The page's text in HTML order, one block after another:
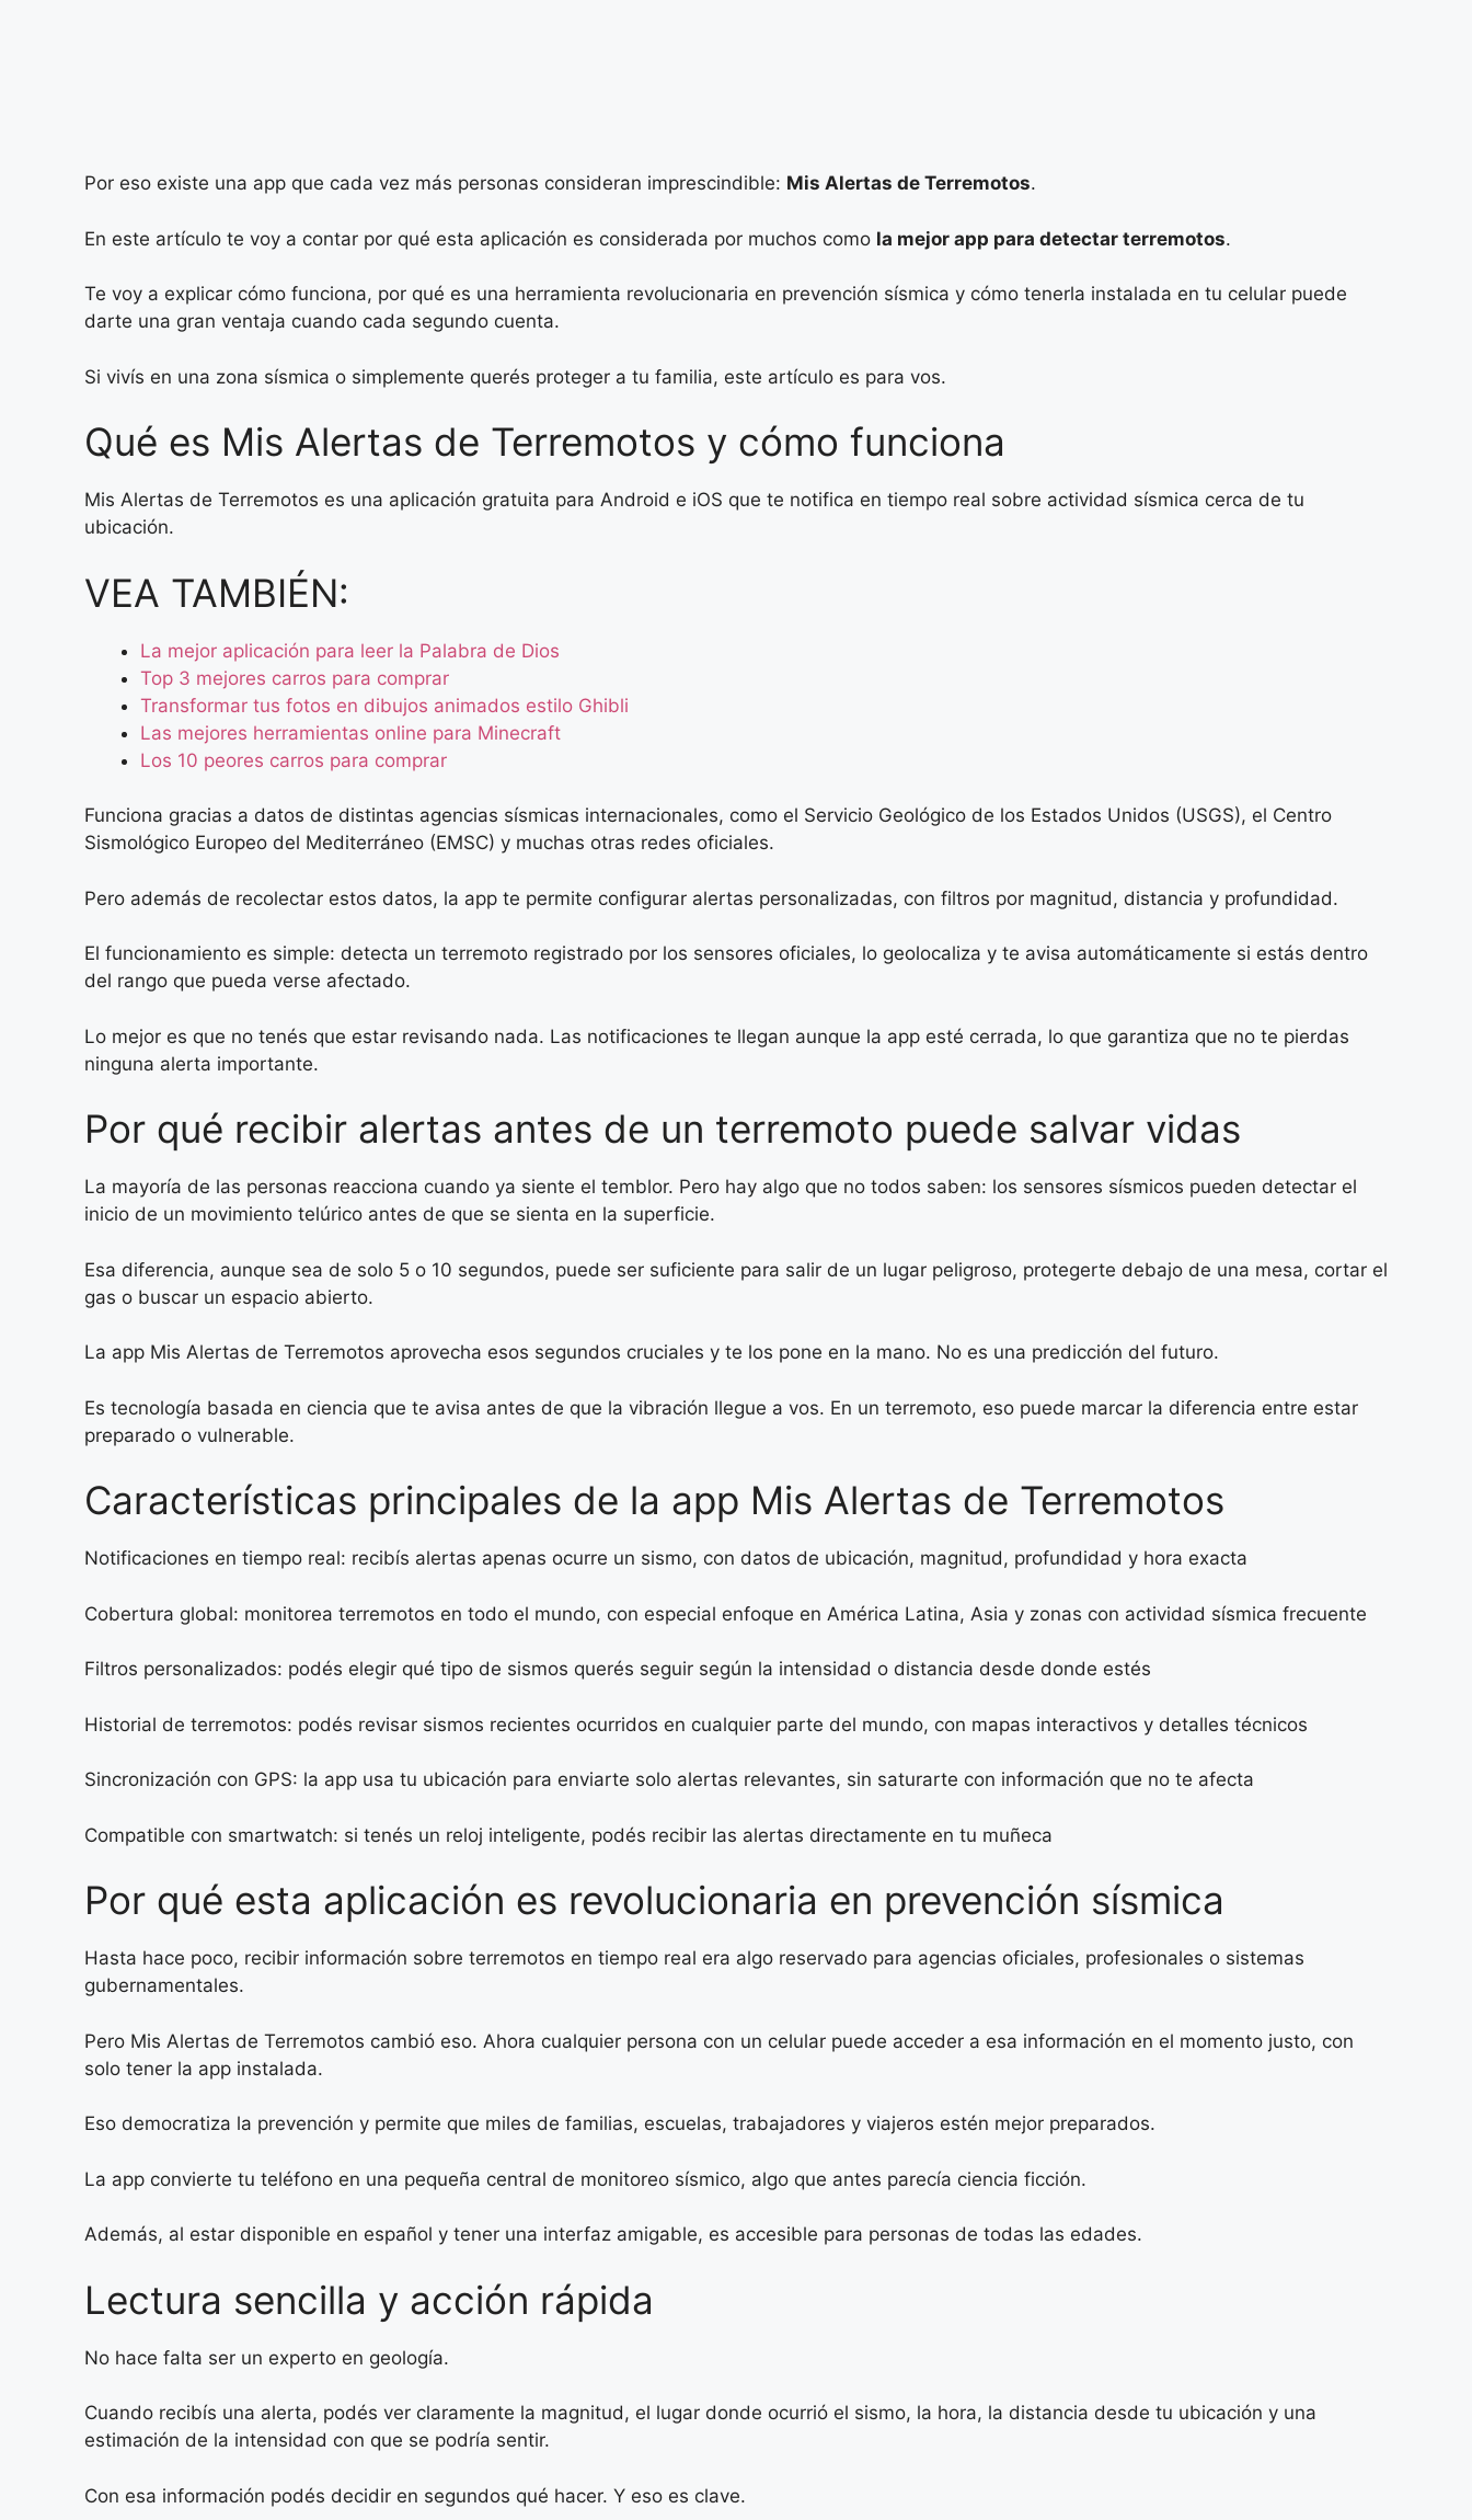
Por eso existe una app que cada vez más personas consideran imprescindible: Mis Alertas de Terremotos.
En este artículo te voy a contar por qué esta aplicación es considerada por muchos como la mejor app para detectar terremotos.
Te voy a explicar cómo funciona, por qué es una herramienta revolucionaria en prevención sísmica y cómo tenerla instalada en tu celular puede
darte una gran ventaja cuando cada segundo cuenta.
Si vivís en una zona sísmica o simplemente querés proteger a tu familia, este artículo es para vos.
Qué es Mis Alertas de Terremotos y cómo funciona
Mis Alertas de Terremotos es una aplicación gratuita para Android e iOS que te notifica en tiempo real sobre actividad sísmica cerca de tu
ubicación.
VEA TAMBIÉN:
La mejor aplicación para leer la Palabra de Dios
Top 3 mejores carros para comprar
Transformar tus fotos en dibujos animados estilo Ghibli
Las mejores herramientas online para Minecraft
Los 10 peores carros para comprar
Funciona gracias a datos de distintas agencias sísmicas internacionales, como el Servicio Geológico de los Estados Unidos (USGS), el Centro
Sismológico Europeo del Mediterráneo (EMSC) y muchas otras redes oficiales.
Pero además de recolectar estos datos, la app te permite configurar alertas personalizadas, con filtros por magnitud, distancia y profundidad.
El funcionamiento es simple: detecta un terremoto registrado por los sensores oficiales, lo geolocaliza y te avisa automáticamente si estás dentro
del rango que pueda verse afectado.
Lo mejor es que no tenés que estar revisando nada. Las notificaciones te llegan aunque la app esté cerrada, lo que garantiza que no te pierdas
ninguna alerta importante.
Por qué recibir alertas antes de un terremoto puede salvar vidas
La mayoría de las personas reacciona cuando ya siente el temblor. Pero hay algo que no todos saben: los sensores sísmicos pueden detectar el
inicio de un movimiento telúrico antes de que se sienta en la superficie.
Esa diferencia, aunque sea de solo 5 o 10 segundos, puede ser suficiente para salir de un lugar peligroso, protegerte debajo de una mesa, cortar el
gas o buscar un espacio abierto.
La app Mis Alertas de Terremotos aprovecha esos segundos cruciales y te los pone en la mano. No es una predicción del futuro.
Es tecnología basada en ciencia que te avisa antes de que la vibración llegue a vos. En un terremoto, eso puede marcar la diferencia entre estar
preparado o vulnerable.
Características principales de la app Mis Alertas de Terremotos
Notificaciones en tiempo real: recibís alertas apenas ocurre un sismo, con datos de ubicación, magnitud, profundidad y hora exacta
Cobertura global: monitorea terremotos en todo el mundo, con especial enfoque en América Latina, Asia y zonas con actividad sísmica frecuente
Filtros personalizados: podés elegir qué tipo de sismos querés seguir según la intensidad o distancia desde donde estés
Historial de terremotos: podés revisar sismos recientes ocurridos en cualquier parte del mundo, con mapas interactivos y detalles técnicos
Sincronización con GPS: la app usa tu ubicación para enviarte solo alertas relevantes, sin saturarte con información que no te afecta
Compatible con smartwatch: si tenés un reloj inteligente, podés recibir las alertas directamente en tu muñeca
Por qué esta aplicación es revolucionaria en prevención sísmica
Hasta hace poco, recibir información sobre terremotos en tiempo real era algo reservado para agencias oficiales, profesionales o sistemas
gubernamentales.
Pero Mis Alertas de Terremotos cambió eso. Ahora cualquier persona con un celular puede acceder a esa información en el momento justo, con
solo tener la app instalada.
Eso democratiza la prevención y permite que miles de familias, escuelas, trabajadores y viajeros estén mejor preparados.
La app convierte tu teléfono en una pequeña central de monitoreo sísmico, algo que antes parecía ciencia ficción.
Además, al estar disponible en español y tener una interfaz amigable, es accesible para personas de todas las edades.
Lectura sencilla y acción rápida
No hace falta ser un experto en geología.
Cuando recibís una alerta, podés ver claramente la magnitud, el lugar donde ocurrió el sismo, la hora, la distancia desde tu ubicación y una
estimación de la intensidad con que se podría sentir.
Con esa información podés decidir en segundos qué hacer. Y eso es clave.